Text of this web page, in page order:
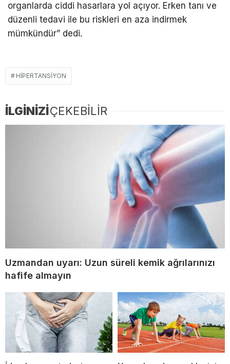
organlarda ciddi hasarlara yol açıyor. Erken tanı ve
düzenli tedavi ile bu riskleri en aza indirmek
mümkündür” dedi.
HIPERTANSIYON
İLGİNİZİÇEKEBİLİR
Uzmandan uyarı: Uzun süreli kemik ağrılarınızı
hafife almayın